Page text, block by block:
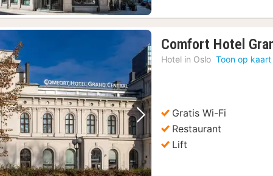
Vorige foto Volgende foto
Comfort Hotel
Hotel in Oslo Toon op kaart
Gratis Wi-Fi
Restaurant
Lift